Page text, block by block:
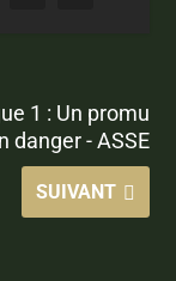
1 : Un promu
danger - ASSE
SUIVANT